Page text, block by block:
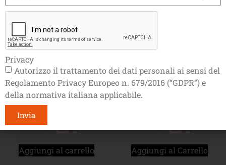
250 Caps FAP GRAN
€90,00
Aggiungi al carrello Aggiungi al Carrello
Privacy
Autorizzo il trattamento dei dati personali ai sensi del
Regolamento Privacy Europeo n. 679/2016 (“GDPR”) e
della normativa italiana applicabile.
Invia